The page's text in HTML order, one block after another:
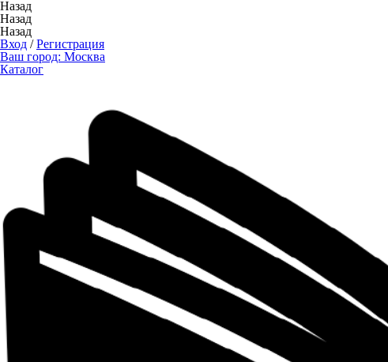
Назад
Назад
Назад
Вход /Регистрация
Ваш город: Москва
Каталог